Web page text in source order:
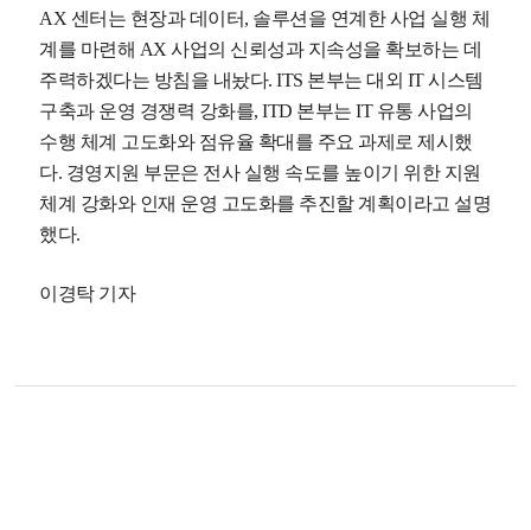
AX 센터는 현장과 데이터, 솔루션을 연계한 사업 실행 체
계를 마련해 AX 사업의 신뢰성과 지속성을 확보하는 데
주력하겠다는 방침을 내놨다. ITS 본부는 대외 IT 시스템
구축과 운영 경쟁력 강화를, ITD 본부는 IT 유통 사업의
수행 체계 고도화와 점유율 확대를 주요 과제로 제시했
다. 경영지원 부문은 전사 실행 속도를 높이기 위한 지원
체계 강화와 인재 운영 고도화를 추진할 계획이라고 설명
했다.
이경탁 기자